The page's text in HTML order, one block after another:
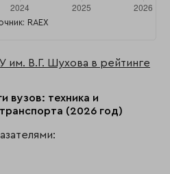
RAEX
им. В.Г. Шухова в рейтинге
вузов: техника и
(2026 год)